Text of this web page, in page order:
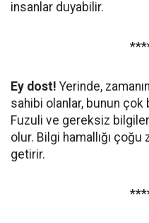
insanlar duyabilir.
Ey dost! Yerinde,
sahibi olanlar, bunun çok
Fuzuli ve gereksiz
olur. Bilgi hamallığı çoğu
getirir.